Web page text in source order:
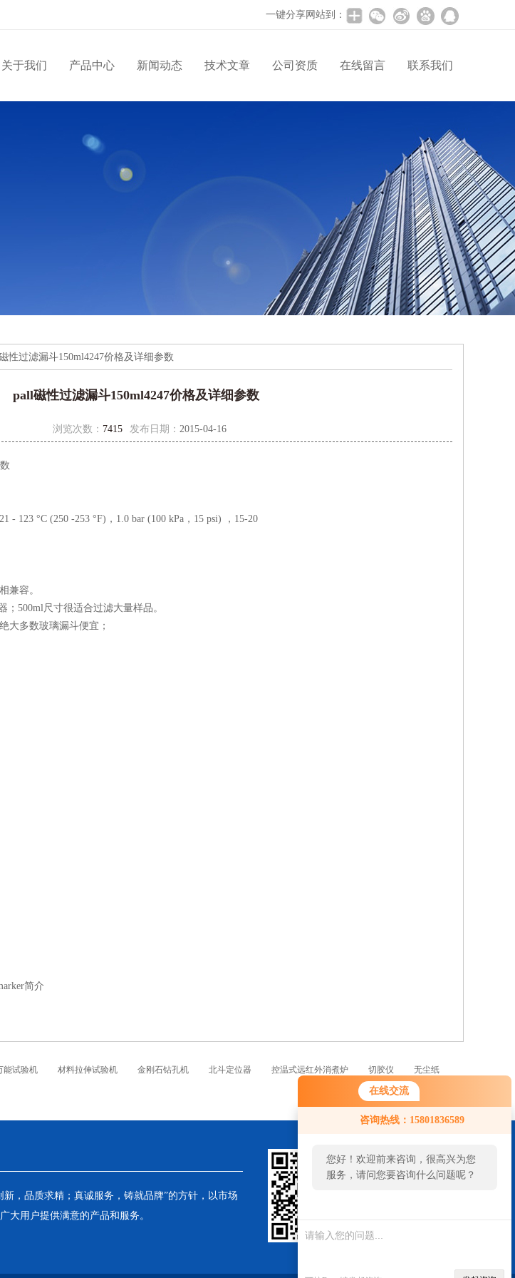
在线交流
咨询热线：15801836589
您好！欢迎前来咨询，很高兴为您
服务，请问您要咨询什么问题呢？
一键分享网站到：
关于我们 产品中心 新闻动态 技术文章 公司资质 在线留言 联系我们
性过滤漏斗150ml4247价格及详细参数
pall磁性过滤漏斗150ml4247价格及详细参数
浏览次数： 7415 发布日期： 2015-04-16
123 °C (250 -253 °F)，1.0 bar (100 kPa，15 psi) ，15-20
兼容。
500ml尺寸很适合过滤大量样品。
大多数玻璃漏斗便宜；
简介
能试验机 材料拉伸试验机 金刚石钻孔机 北斗定位器 控温式远红外消煮炉 切胶仪
无尘纸
新，品质求精；真诚服务，铸就品牌”的方针，以市场
大用户提供满意的产品和服务。